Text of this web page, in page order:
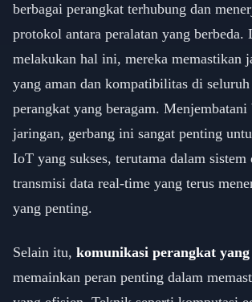
berbagai perangkat terhubung dan
protokol antara peralatan yang berbeda.
melakukan hal ini, mereka memastikan
yang aman dan kompatibilitas di
perangkat yang beragam. Menjembatani
jaringan, gerbang ini sangat penting
IoT yang sukses, terutama dalam sistem
transmisi data real-time yang terus
yang penting.
Selain itu, komunikasi perangkat
memainkan peran penting dalam